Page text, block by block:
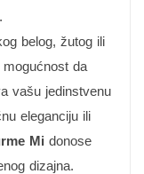
belog, žutog ili
da
vašu jedinstvenu
eleganciju ili
Mi donose
dizajna.